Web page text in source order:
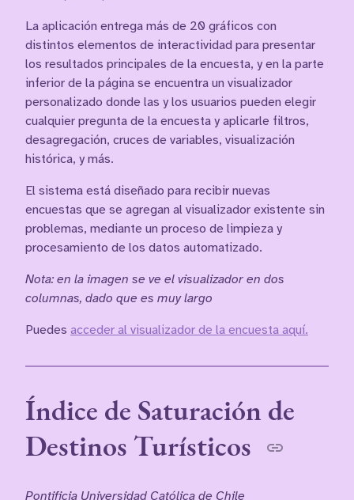
La aplicación entrega más de 20 gráficos con
distintos elementos de interactividad para presentar
los resultados principales de la encuesta, y en la parte
inferior de la página se encuentra un visualizador
personalizado donde las y los usuarios pueden elegir
cualquier pregunta de la encuesta y aplicarle filtros,
desagregación, cruces de variables, visualización
histórica, y más.
El sistema está diseñado para recibir nuevas
encuestas que se agregan al visualizador existente sin
problemas, mediante un proceso de limpieza y
procesamiento de los datos automatizado.
Nota: en la imagen se ve el visualizador en dos
columnas, dado que es muy largo
Puedes acceder al visualizador de la encuesta aquí.
Índice de Saturación de
Destinos Turísticos
Pontificia Universidad Católica de Chile